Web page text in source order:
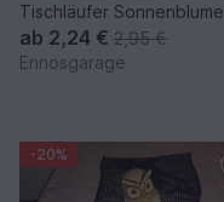
Tischläufer Sonnenblume
ab 2,24 € 2,95 €
Ennosgarage
-20%